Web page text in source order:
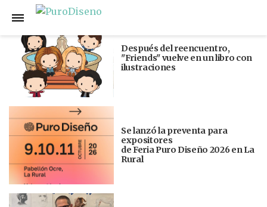
Anterior
Después del reencuentro,
"Friends" vuelve en un libro con
ilustraciones
Se lanzó la preventa para
expositores
de Feria Puro Diseño 2026 en La
Rural
Siguiente